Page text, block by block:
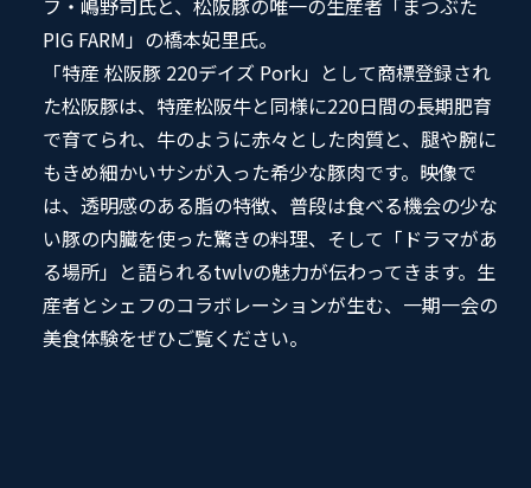
フ・嶋野司氏と、松阪豚の唯一の生産者「まつぶた
PIG FARM」の橋本妃里氏。
「特産 松阪豚 220デイズ Pork」として商標登録され
た松阪豚は、特産松阪牛と同様に220日間の長期肥育
で育てられ、牛のように赤々とした肉質と、腿や腕に
もきめ細かいサシが入った希少な豚肉です。映像で
は、透明感のある脂の特徴、普段は食べる機会の少な
い豚の内臓を使った驚きの料理、そして「ドラマがあ
る場所」と語られるtwlvの魅力が伝わってきます。生
産者とシェフのコラボレーションが生む、一期一会の
美食体験をぜひご覧ください。